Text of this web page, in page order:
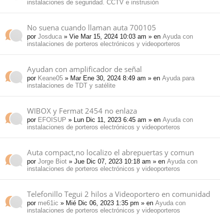
instalaciones de seguridad. CCTV e instrusión
No suena cuando llaman auta 700105
por Josduca » Vie Mar 15, 2024 10:03 am » en Ayuda con
instalaciones de porteros electrónicos y videoporteros
Ayudan con amplificador de señal
por Keane05 » Mar Ene 30, 2024 8:49 am » en Ayuda para
instalaciones de TDT y satélite
WIBOX y Fermat 2454 no enlaza
por EFOISUP » Lun Dic 11, 2023 6:45 am » en Ayuda con
instalaciones de porteros electrónicos y videoporteros
Auta compact,no localizo el abrepuertas y comun
por Jorge Biot » Jue Dic 07, 2023 10:18 am » en Ayuda con
instalaciones de porteros electrónicos y videoporteros
Telefonillo Tegui 2 hilos a Videoportero en comunidad
por me61ic » Mié Dic 06, 2023 1:35 pm » en Ayuda con
instalaciones de porteros electrónicos y videoporteros